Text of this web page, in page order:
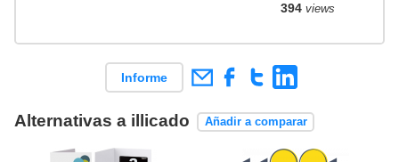
394views
Informe
Alternativas a illicado Añadir a comparar